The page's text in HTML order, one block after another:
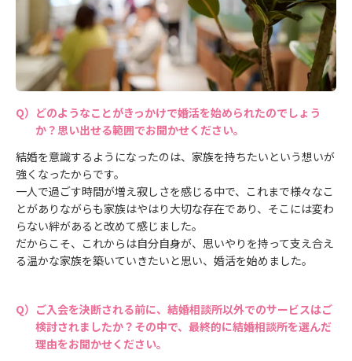
どのようなことがきっかけで婚活を始められたのでしょう
か？思い出せる範囲でお聞かせください。
結婚を意識するようになったのは、家族を持ちたいという想いが
強くなったからです。
一人で過ごす時間が増え寂しさを感じる中で、これまで様々なこ
とがありながらも家族はやはり大切な存在であり、そこには変わ
らない絆があると改めて感じました。
だからこそ、これからは自分自身が、思いやりを持って支え合え
る温かな家族を築いていきたいと思い、婚活を始めました。
ご入会を決断される前に、結婚相談所以外でのサービスはご
検討されましたか？その中で、最終的に結婚相談所を選んだ
理由をお聞かせください。